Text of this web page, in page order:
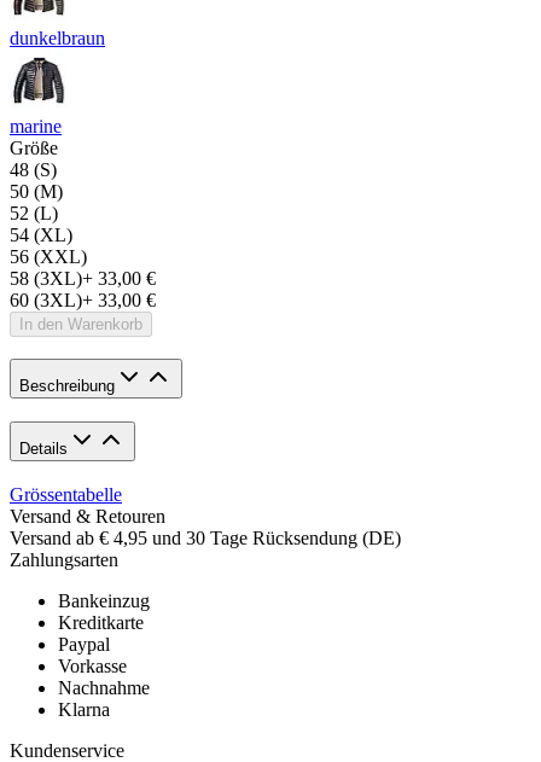
dunkelbraun
marine
Größe
48 (S)
50 (M)
52 (L)
54 (XL)
56 (XXL)
58 (3XL)+ 33,00 €
60 (3XL)+ 33,00 €
In den Warenkorb
Beschreibung
Details
Grössentabelle
Versand & Retouren
Versand ab € 4,95 und 30 Tage Rücksendung (DE)
Zahlungsarten
Bankeinzug
Kreditkarte
Paypal
Vorkasse
Nachnahme
Klarna
Kundenservice